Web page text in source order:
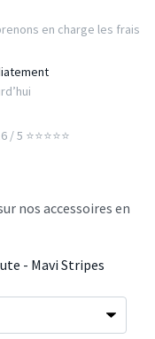
en charge les frais
5 ⭐️⭐️⭐️⭐️⭐️
nos accessoires en
- Mavi Stripes